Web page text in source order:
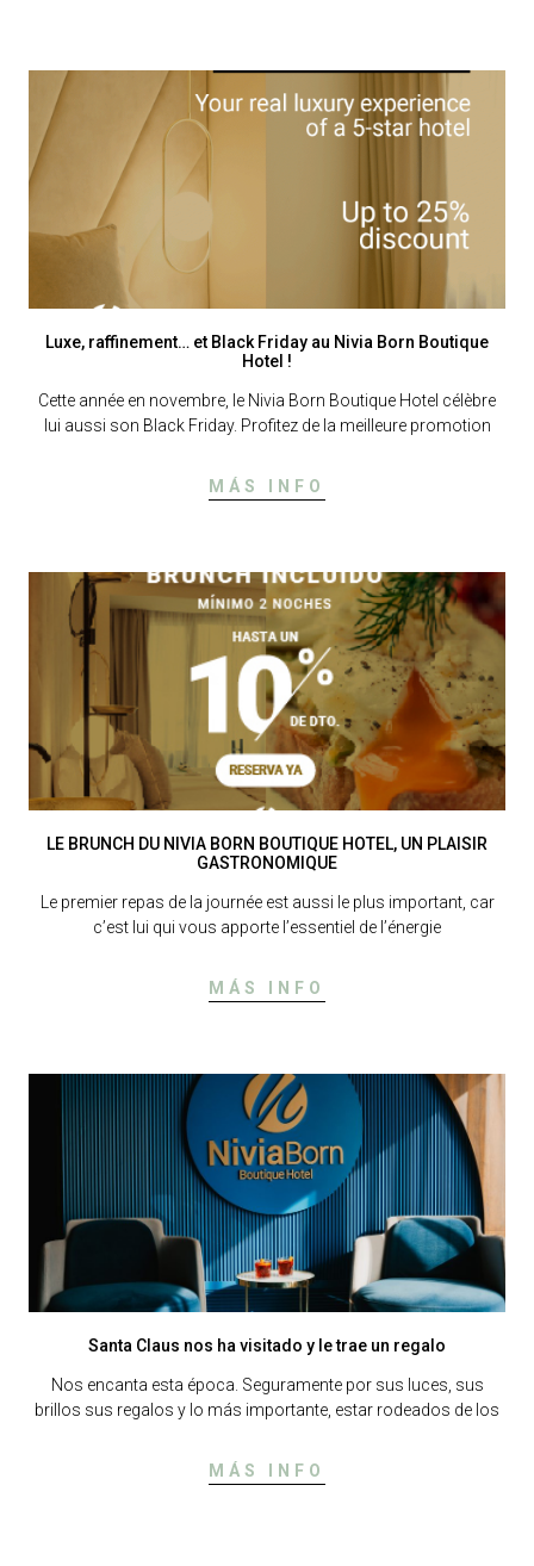
Luxe, raffinement… et Black Friday au Nivia Born Boutique
Hotel !
Cette année en novembre, le Nivia Born Boutique Hotel célèbre
lui aussi son Black Friday. Profitez de la meilleure promotion
MÁS INFO
LE BRUNCH DU NIVIA BORN BOUTIQUE HOTEL, UN PLAISIR
GASTRONOMIQUE
Le premier repas de la journée est aussi le plus important, car
c’est lui qui vous apporte l’essentiel de l’énergie
MÁS INFO
Santa Claus nos ha visitado y le trae un regalo
Nos encanta esta época. Seguramente por sus luces, sus
brillos sus regalos y lo más importante, estar rodeados de los
MÁS INFO